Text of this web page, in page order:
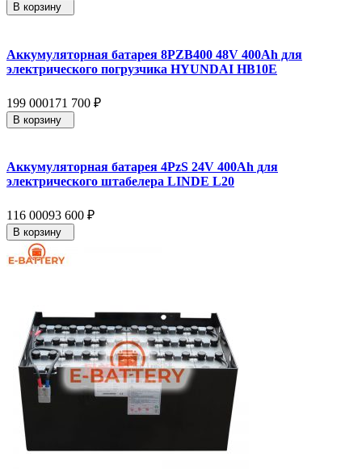
В корзину
Аккумуляторная батарея 8PZB400 48V 400Ah для
электрического погрузчика HYUNDAI HB10E
199 000171 700 ₽
В корзину
Аккумуляторная батарея 4PzS 24V 400Ah для
электрического штабелера LINDE L20
116 00093 600 ₽
В корзину